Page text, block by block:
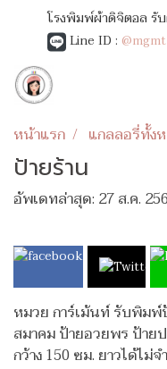
โรงพิมพ์ผ้าดิจิตอล รั
Line ID : @mgmt
หน้าแรก แกลลอรี่ทั้ง
ป้ายร้าน
อัพเดทล่าสุด: 27 ส.ค.
หมวย การ์เม้นท์ รับพิมพ์
สมาคม ป้ายอวยพร ป้าย
กว้าง 150 ซม. ยาวได้ไม่จ